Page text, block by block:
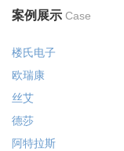
案例展示 Case
楼氏电子
欧瑞康
丝艾
德莎
阿特拉斯